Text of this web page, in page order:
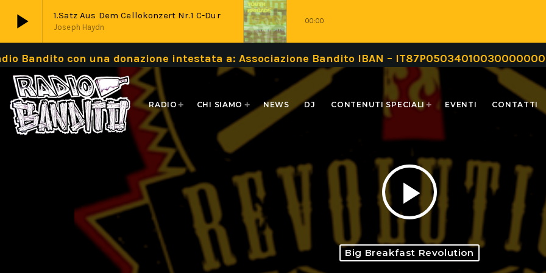
play_arrow 1.Satz Aus Dem Cellokonzert Nr.1 C-Dur
Joseph Haydn
00:00
play_arrow Live
con una donazione intestata a: Associazione Bandito IBAN –
RADIO CHI SIAMO NEWS DJ CONTENUTI SPECIALI EVENTI CONTATTI
play_arrow
Big Breakfast Revolution